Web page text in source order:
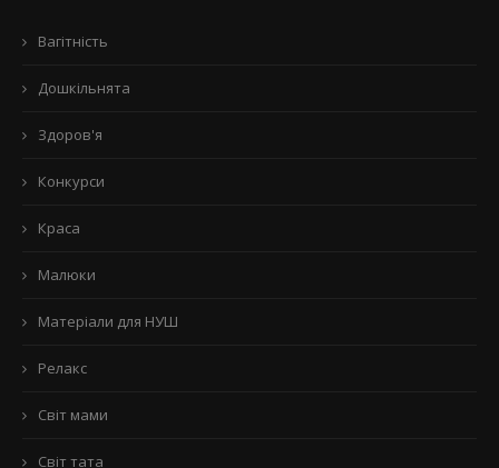
Вагітність
Дошкільнята
Здоров'я
Конкурси
Краса
Малюки
Матеріали для НУШ
Релакс
Світ мами
Світ тата